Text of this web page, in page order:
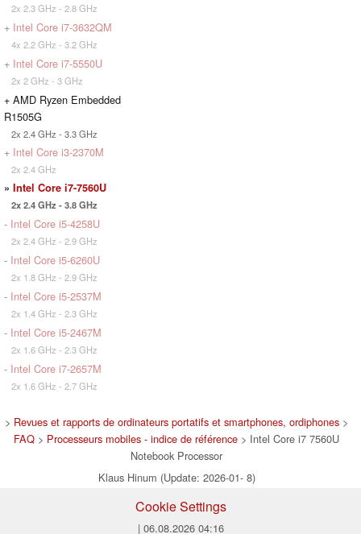
2x 2.3 GHz - 2.8 GHz
+ Intel Core i7-3632QM
4x 2.2 GHz - 3.2 GHz
+ Intel Core i7-5550U
2x 2 GHz - 3 GHz
+ AMD Ryzen Embedded
R1505G
2x 2.4 GHz - 3.3 GHz
+ Intel Core i3-2370M
2x 2.4 GHz
» Intel Core i7-7560U
2x 2.4 GHz - 3.8 GHz
- Intel Core i5-4258U
2x 2.4 GHz - 2.9 GHz
- Intel Core i5-6260U
2x 1.8 GHz - 2.9 GHz
- Intel Core i5-2537M
2x 1.4 GHz - 2.3 GHz
- Intel Core i5-2467M
2x 1.6 GHz - 2.3 GHz
- Intel Core i7-2657M
2x 1.6 GHz - 2.7 GHz
> Revues et rapports de ordinateurs portatifs et smartphones, ordiphones >
FAQ > Processeurs mobiles - indice de référence > Intel Core i7 7560U
Notebook Processor
Klaus Hinum (Update: 2026-01- 8)
Cookie Settings
| 06.08.2026 04:16